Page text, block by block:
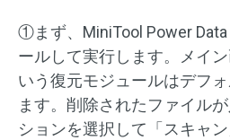
①まず、MiniTool Power
ールして実行します。メイ
いう復元モジュールはデフ
ます。削除されたファイル
ションを選択して「スキャ